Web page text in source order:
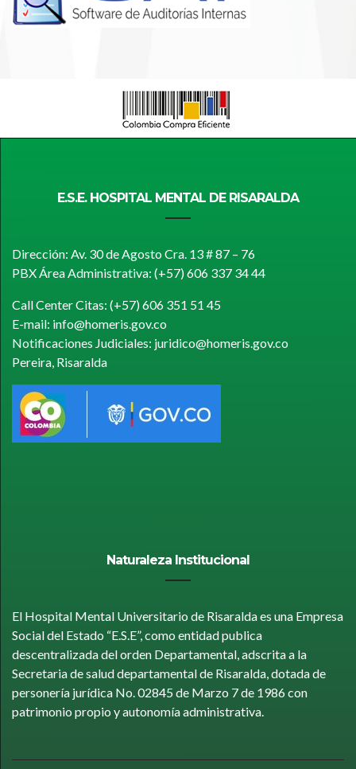
E.S.E. HOSPITAL MENTAL DE RISARALDA
Dirección: Av. 30 de Agosto Cra. 13 # 87 – 76
PBX Área Administrativa: (+57) 606 337 34 44
Call Center Citas: (+57) 606 351 51 45
E-mail: info@homeris.gov.co
Notificaciones Judiciales: juridico@homeris.gov.co
Pereira, Risaralda
Naturaleza Institucional
El Hospital Mental Universitario de Risaralda es una Empresa
Social del Estado “E.S.E”, como entidad publica
descentralizada del orden Departamental, adscrita a la
Secretaria de salud departamental de Risaralda, dotada de
personería jurídica No. 02845 de Marzo 7 de 1986 con
patrimonio propio y autonomía administrativa.